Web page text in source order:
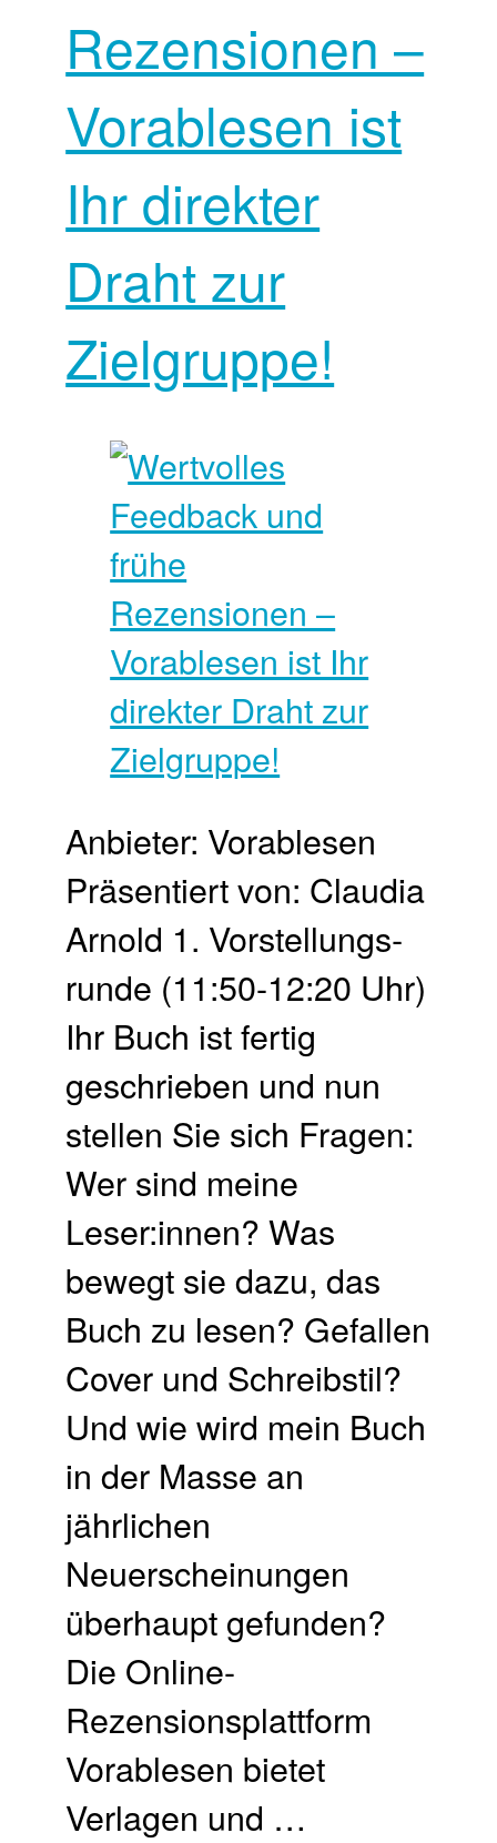
Rezensionen –
Vorablesen ist
Ihr direkter
Draht zur
Zielgruppe!
Anbieter: Vorablesen
Präsentiert von: Claudia
Arnold 1. Vor­stellungs­
runde (11:50-12:20 Uhr)
Ihr Buch ist fertig
geschrieben und nun
stellen Sie sich Fragen:
Wer sind meine
Leser:innen? Was
bewegt sie dazu, das
Buch zu lesen? Gefallen
Cover und Schreibstil?
Und wie wird mein Buch
in der Masse an
jährlichen
Neuerscheinungen
überhaupt gefunden?
Die Online-
Rezensionsplattform
Vorablesen bietet
Verlagen und …